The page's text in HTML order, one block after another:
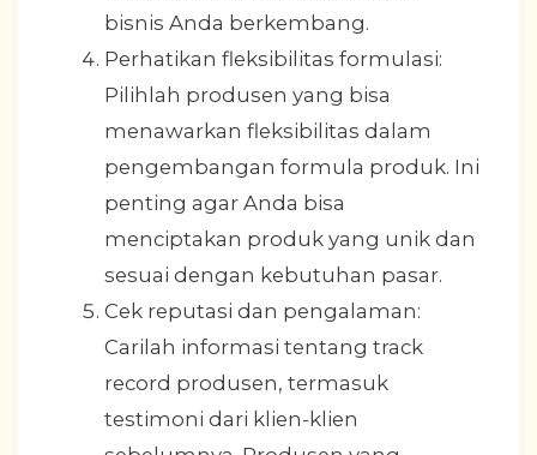
bisnis Anda berkembang.
Perhatikan fleksibilitas formulasi:
Pilihlah produsen yang bisa
menawarkan fleksibilitas dalam
pengembangan formula produk. Ini
penting agar Anda bisa
menciptakan produk yang unik dan
sesuai dengan kebutuhan pasar.
Cek reputasi dan pengalaman:
Carilah informasi tentang track
record produsen, termasuk
testimoni dari klien-klien